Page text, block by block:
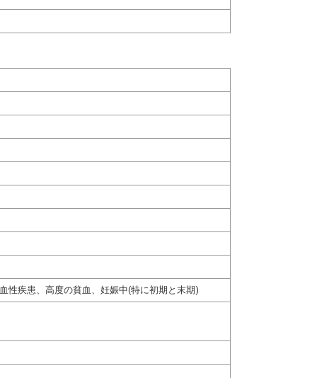
性疾患、高度の貧血、妊娠中(特に初期と末期)